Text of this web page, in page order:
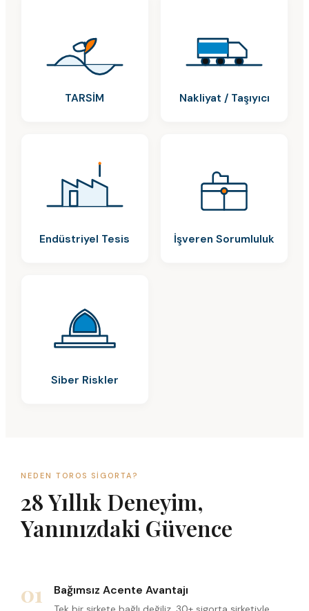
TARSİM Nakliyat / Taşıyıcı
Endüstriyel Tesis İşveren Sorumluluk
Siber Riskler
NEDEN TOROS SIGORTA?
28 Yıllık Deneyim,
Yanınızdaki Güvence
01 Bağımsız Acente Avantajı